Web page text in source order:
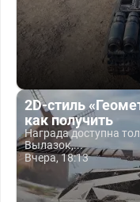
2D-стиль
как получить
Награда доступна
Вылазок,...
Вчера, 18:13